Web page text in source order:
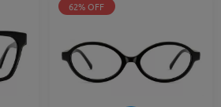
62% OFF